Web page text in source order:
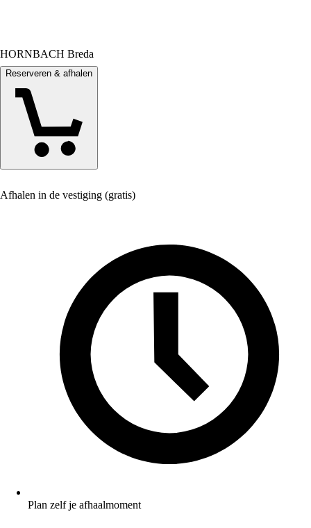
HORNBACH Breda
Reserveren & afhalen
Afhalen in de vestiging (gratis)
Plan zelf je afhaalmoment